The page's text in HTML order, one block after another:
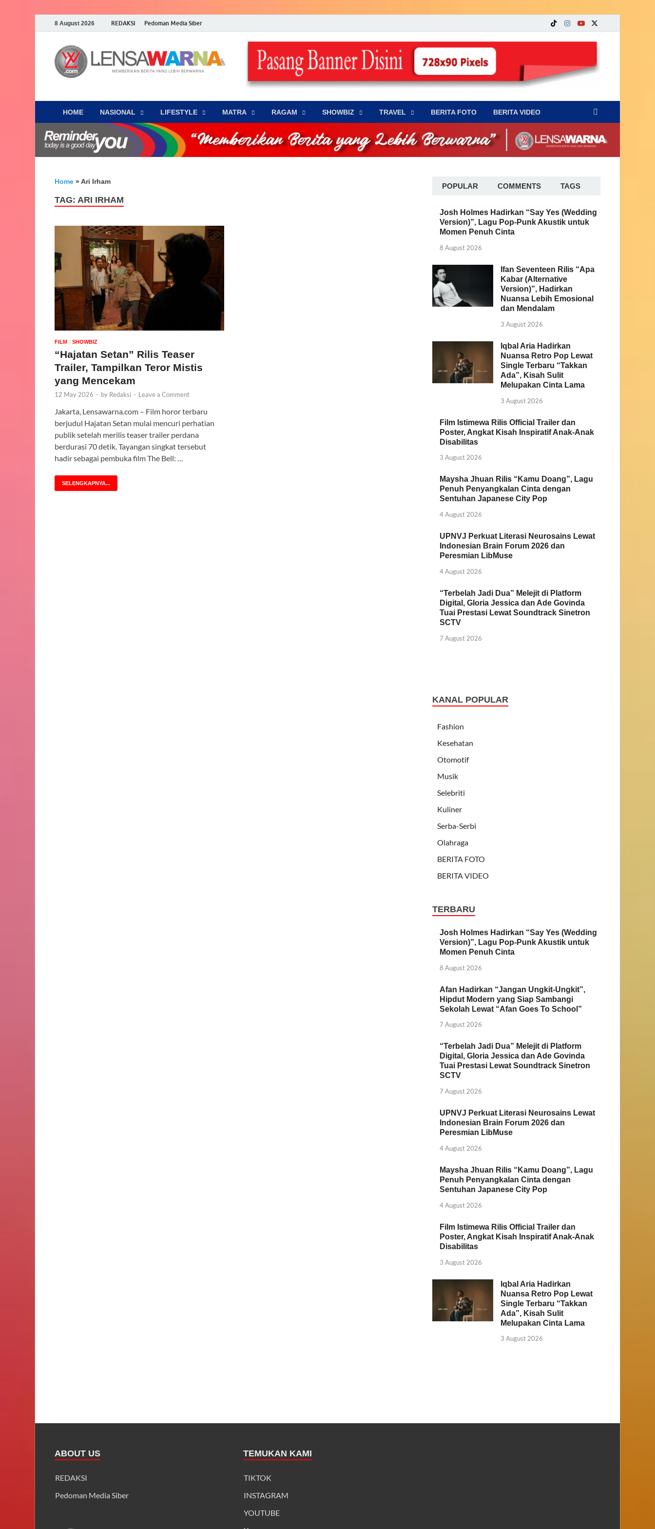
8 August 2026 REDAKSI Pedoman Media Siber
LENSA WARNA .com
Memberikan Berita yang Lebih Berwarna
HOME NASIONAL ‎LIFESTYLE MATRA ‎RAGAM ‎SHOWBIZ ‎TRAVEL BERITA FOTO BERITA VIDEO
Home » Ari Irham
TAG: ARI IRHAM
FILM / ‎SHOWBIZ
“Hajatan Setan” Rilis Teaser
Trailer, Tampilkan Teror Mistis
yang Mencekam
12 May 2026 - by Redaksi - Leave a Comment
Jakarta, Lensawarna.com – Film horor terbaru
berjudul Hajatan Setan mulai mencuri perhatian
publik setelah merilis teaser trailer perdana
berdurasi 70 detik. Tayangan singkat tersebut
hadir sebagai pembuka film The Bell: …
SELENGKAPNYA...
POPULAR COMMENTS TAGS
Josh Holmes Hadirkan “Say Yes (Wedding
Version)”, Lagu Pop-Punk Akustik untuk
Momen Penuh Cinta
8 August 2026
Ifan Seventeen Rilis “Apa
Kabar (Alternative
Version)”, Hadirkan
Nuansa Lebih Emosional
dan Mendalam
3 August 2026
Iqbal Aria Hadirkan
Nuansa Retro Pop Lewat
Single Terbaru “Takkan
Ada”, Kisah Sulit
Melupakan Cinta Lama
3 August 2026
Film Istimewa Rilis Official Trailer dan
Poster, Angkat Kisah Inspiratif Anak-Anak
Disabilitas
3 August 2026
Maysha Jhuan Rilis “Kamu Doang”, Lagu
Penuh Penyangkalan Cinta dengan
Sentuhan Japanese City Pop
4 August 2026
UPNVJ Perkuat Literasi Neurosains Lewat
Indonesian Brain Forum 2026 dan
Peresmian LibMuse
4 August 2026
“Terbelah Jadi Dua” Melejit di Platform
Digital, Gloria Jessica dan Ade Govinda
Tuai Prestasi Lewat Soundtrack Sinetron
SCTV
7 August 2026
KANAL POPULAR
Fashion
Kesehatan
Otomotif
Musik
Selebriti
Kuliner
Serba-Serbi
Olahraga
BERITA FOTO
BERITA VIDEO
TERBARU
Josh Holmes Hadirkan “Say Yes (Wedding
Version)”, Lagu Pop-Punk Akustik untuk
Momen Penuh Cinta
8 August 2026
Afan Hadirkan “Jangan Ungkit-Ungkit”,
Hipdut Modern yang Siap Sambangi
Sekolah Lewat “Afan Goes To School”
7 August 2026
“Terbelah Jadi Dua” Melejit di Platform
Digital, Gloria Jessica dan Ade Govinda
Tuai Prestasi Lewat Soundtrack Sinetron
SCTV
7 August 2026
UPNVJ Perkuat Literasi Neurosains Lewat
Indonesian Brain Forum 2026 dan
Peresmian LibMuse
4 August 2026
Maysha Jhuan Rilis “Kamu Doang”, Lagu
Penuh Penyangkalan Cinta dengan
Sentuhan Japanese City Pop
4 August 2026
Film Istimewa Rilis Official Trailer dan
Poster, Angkat Kisah Inspiratif Anak-Anak
Disabilitas
3 August 2026
Iqbal Aria Hadirkan
Nuansa Retro Pop Lewat
Single Terbaru “Takkan
Ada”, Kisah Sulit
Melupakan Cinta Lama
3 August 2026
ABOUT US
REDAKSI
Pedoman Media Siber
TEMUKAN KAMI
TIKTOK
INSTAGRAM
YOUTUBE